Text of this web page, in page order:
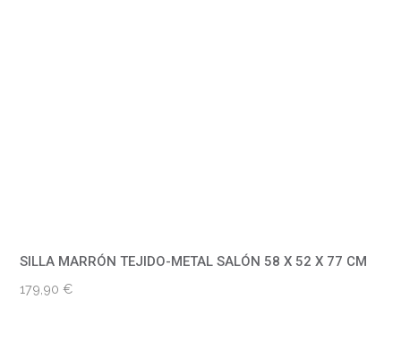
SILLA MARRÓN TEJIDO-METAL SALÓN 58 X 52 X 77 CM
179,90€